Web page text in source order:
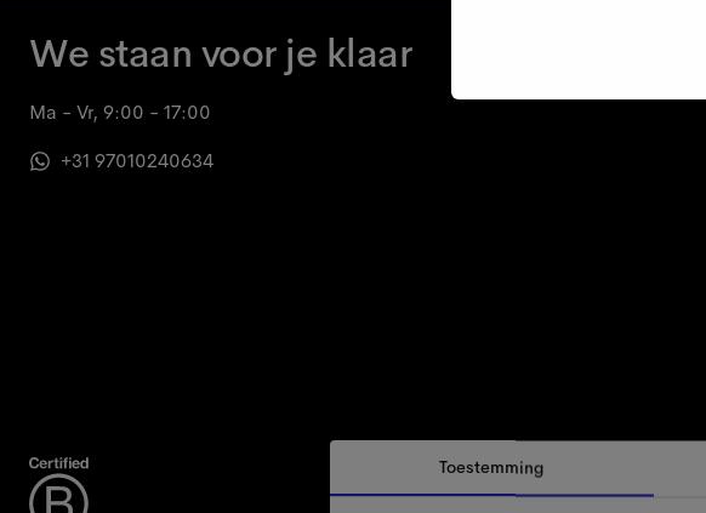
Toestemming
We staan voor je klaar
Ma - Vr, 9:00 - 17:00
+31 97010240634